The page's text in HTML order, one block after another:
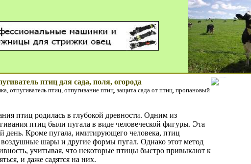
птиц для сада, поля, огорода
отпугиватель птиц, отпугивание птиц, защита сада от птиц, пропановый
птиц родилась в глубокой древности. Одним из
птиц были пугала в виде человеческой фигуры. Эта
день. Кроме пугала, имитирующего человека, птиц
шары и другие формы пугал. Однако этот метод
учитывая, что некоторые птицы быстро привыкают к
и даже садятся на них.